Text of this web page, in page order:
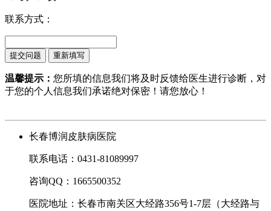
联系方式：
温馨提示： 您所填的信息我们将及时反馈给医生进行诊断，对
于您的个人信息我们承诺绝对保密！请您放心！
长春博润皮肤病医院
联系电话：0431-81089997
咨询QQ：1665500352
医院地址：长春市南关区大经路356号1-7层（大经路与